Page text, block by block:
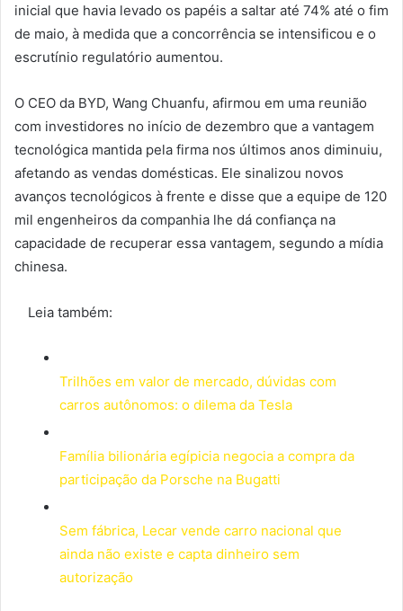
inicial que havia levado os papéis a saltar até 74% até o fim
de maio, à medida que a concorrência se intensificou e o
escrutínio regulatório aumentou.
O CEO da BYD, Wang Chuanfu, afirmou em uma reunião
com investidores no início de dezembro que a vantagem
tecnológica mantida pela firma nos últimos anos diminuiu,
afetando as vendas domésticas. Ele sinalizou novos
avanços tecnológicos à frente e disse que a equipe de 120
mil engenheiros da companhia lhe dá confiança na
capacidade de recuperar essa vantagem, segundo a mídia
chinesa.
Leia também:
Trilhões em valor de mercado, dúvidas com
carros autônomos: o dilema da Tesla
Família bilionária egípicia negocia a compra da
participação da Porsche na Bugatti
Sem fábrica, Lecar vende carro nacional que
ainda não existe e capta dinheiro sem
autorização